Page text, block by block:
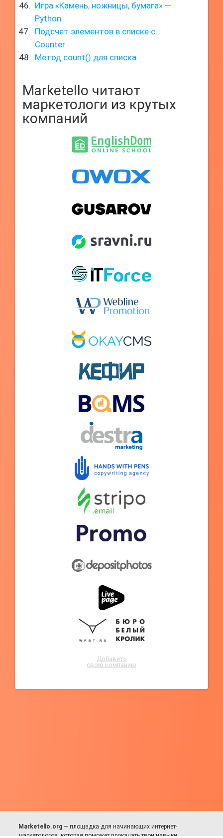
Игра «Камень, ножницы, бумага» —
Python
Подсчет элементов в списке с
Counter
Метод count() для списка
Marketello читают
маркетологи из крутых
компаний
Добавить
свою компанию
Marketello.org — площадка для начинающих интернет-
маркетологов, которая поможет прокачать твои навыки.